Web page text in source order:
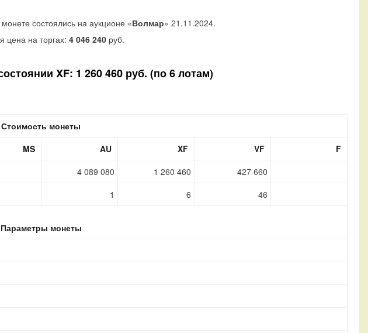
состоялись на аукционе «Волмар» 21.11.2024.
цена на торгах: 4 046 240руб.
XF: 1 260 460 руб. (по 6 лотам)
Стоимость монеты
MS AU XF VF
F
4 089 080 1 260 460
427 660
1 6 46
Параметры монеты